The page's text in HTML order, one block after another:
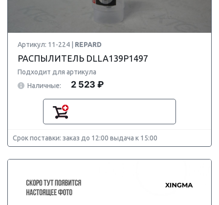
Артикул: 11-224 | REPARD
РАСПЫЛИТЕЛЬ DLLA139P1497
Подходит для артикула
Наличные:
2 523 ₽
Срок поставки: заказ до 12:00 выдача к 15:00